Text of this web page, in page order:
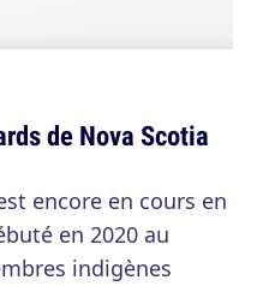
de Nova Scotia
encore en cours en
en 2020 au
indigènes